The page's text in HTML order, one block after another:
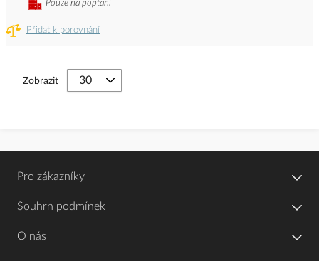
Přidat k porovnání
Pouze na poptání
Zobrazit
Pro zákazníky
Souhrn podmínek
O nás